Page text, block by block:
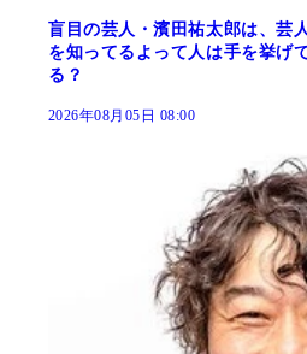
盲目の芸人・濱田祐太郎は、芸
を知ってるよって人は手を挙げ
る？
2026年08月05日 08:00